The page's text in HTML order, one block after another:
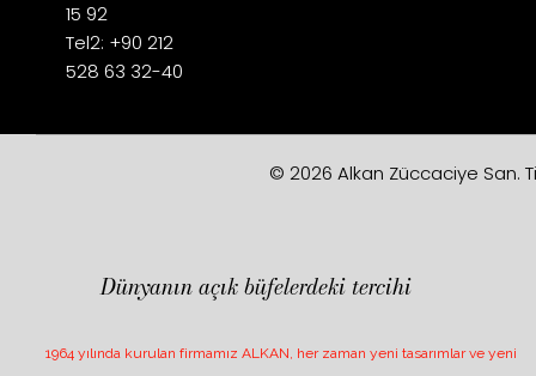
1964 yılında kurulan firmamız ALKAN, her zaman yeni tasarımlar ve yeni
Dünyanın açık büfelerdeki tercihi
15 92
Tel2: +90 212
528 63 32-40
© 2026 Alkan Züccaciye San.